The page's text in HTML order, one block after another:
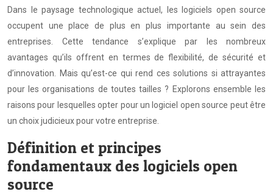
Dans le paysage technologique actuel, les logiciels open source
occupent une place de plus en plus importante au sein des
entreprises. Cette tendance s’explique par les nombreux
avantages qu’ils offrent en termes de flexibilité, de sécurité et
d’innovation. Mais qu’est-ce qui rend ces solutions si attrayantes
pour les organisations de toutes tailles ? Explorons ensemble les
raisons pour lesquelles opter pour un logiciel open source peut être
un choix judicieux pour votre entreprise.
Définition et principes
fondamentaux des logiciels open
source